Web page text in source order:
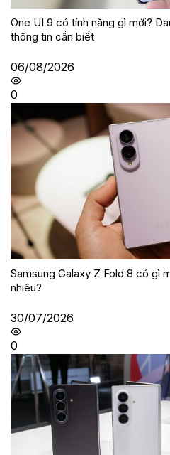
One UI 9 có tính năng gì mới?
thông tin cần biết
06/08/2026
0
Samsung Galaxy Z Fold 8 có gì
nhiêu?
30/07/2026
0